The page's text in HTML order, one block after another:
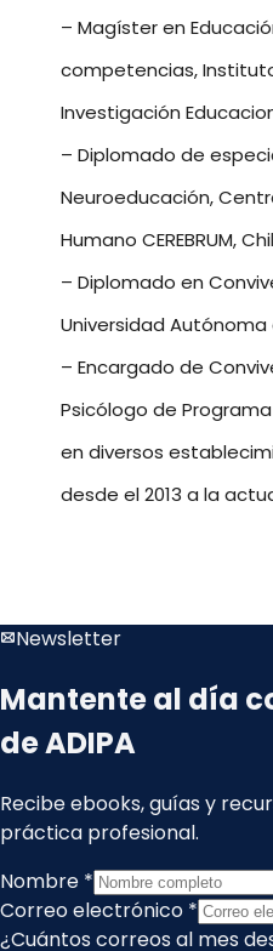
– Magíster en
competencias,
Investigación
– Diplomado de
Neuroeducación,
Humano CEREBRUM,
– Diplomado en
Universidad Autónoma
– Encargado de
Psicólogo de
en diversos
desde el 2013 a la